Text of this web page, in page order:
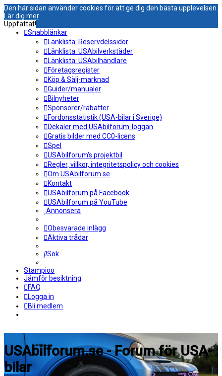
Den här sidan använder cookies för att ge dig den bästa upplevelsen.
Lär dig mer
Uppfattat!
Snabblänkar
Länklista: Reservdelssidor
Länklista: USAbilverkstäder
Länklista: USAbilhandlare
Företagsregister
Köp & Sälj-marknad
Guider/manualer
Bilnyheter
Sponsorer/rabatter
Fordonsstatistik (USA-bilar i Sverige)
Dekaler med USAbilforum-loggan
Gratis bilder med CC0-licens
Spel
USAbilforum's projektbil
Regler, villkor, integritetspolicy och cookies
Om USAbilforum.se
Kontakt
USAbilforum på Facebook
USAbilforum på YouTube
Annonsera
Obesvarade inlägg
Aktiva trådar
Sök
Stampioo
Jämför besiktning
FAQ
Logga in
Bli medlem
USAbilforum.se - Forum för USA-
bilar